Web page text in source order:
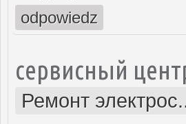
odpowiedz
сервисный
Ремонт